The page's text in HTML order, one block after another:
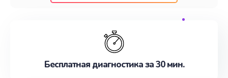
обслуживание, удовлетворяя их потребности
наилучшим образом. Не медлите записаться на
Бесплатная диагностика за 30 мин.